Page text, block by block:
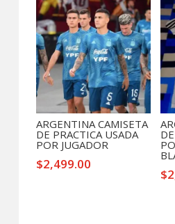
ARGENTINA CAMISETA
DE PRACTICA USADA
POR JUGADOR
$2,499.00
$